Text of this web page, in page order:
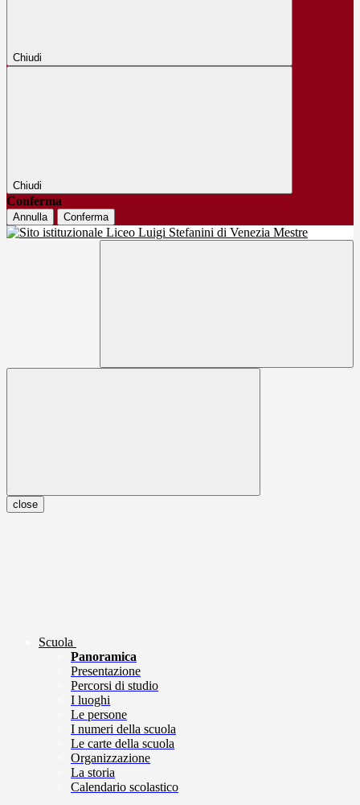
Chiudi
Chiudi
Conferma
Annulla Conferma
close
Scuola
Panoramica
Presentazione
Percorsi di studio
I luoghi
Le persone
I numeri della scuola
Le carte della scuola
Organizzazione
La storia
Calendario scolastico